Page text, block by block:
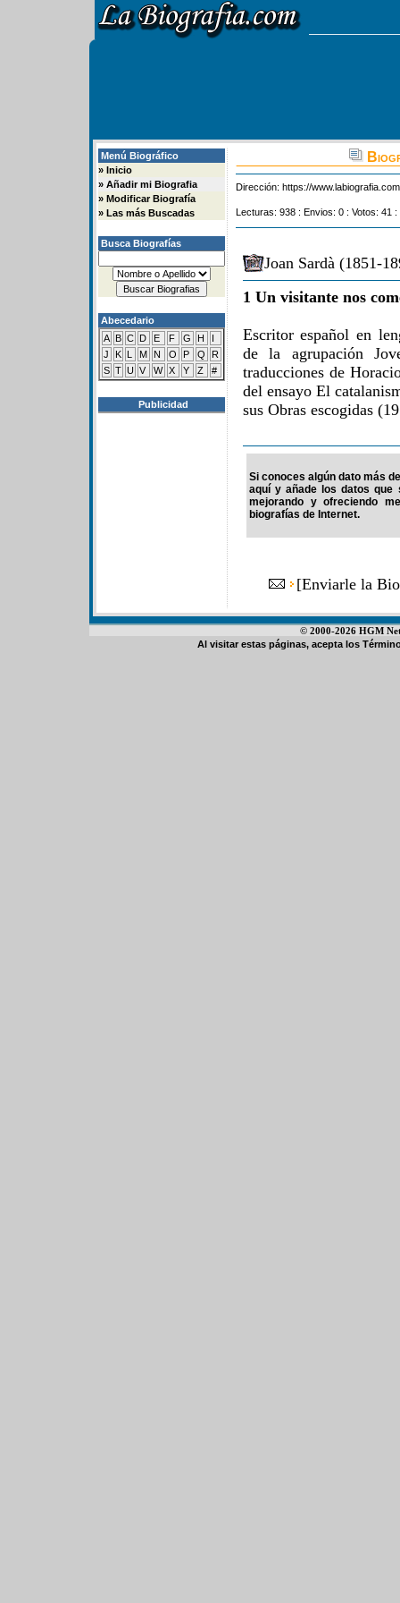
Menú Biográfico
» Inicio
» Añadir mi Biografia
» Modificar Biografía
» Las más Buscadas
Busca Biografías
Abecedario
A B C D E F G H
I
J
K L M N O P Q
R
S T U V W X Y Z #
Publicidad
Dirección: https://
Lecturas: 938 : Envios: 0 : Votos: 41
Joan Sardà (1851-
1 Un visitante nos
Escritor español en
de la agrupación
traducciones de
del ensayo El
sus Obras escogidas
Si conoces algún dato más
aquí y añade los datos que
mejorando y ofreciendo
biografías de Internet.
[Enviarle la
© 2000-2026 HGM
Al visitar estas páginas, acepta los